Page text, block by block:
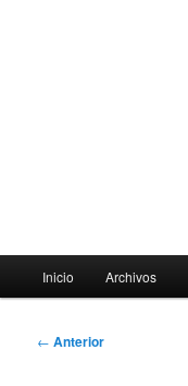
principal
Inicio Archivos
Navegación
← Anterior